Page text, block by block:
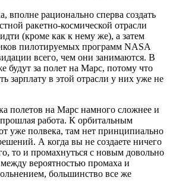
вполне рационально сперва создать
ракетно-космической отрасли
(кроме как к нему же), а затем
пилотируемых программ NASA
всего, чем они занимаются. В
будут за полет на Марс, потому что
зарплату в этой отрасли у них уже не
полетов на Марс намного сложнее и
работа. К орбитальным
уже полвека, там нет принципиально
А когда вы не создаете ничего
то и промахнуться с новым довольно
вероятностью промаха и
большинство все же